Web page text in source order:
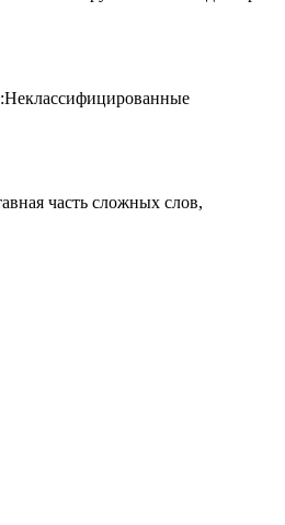
часть сложных слов,